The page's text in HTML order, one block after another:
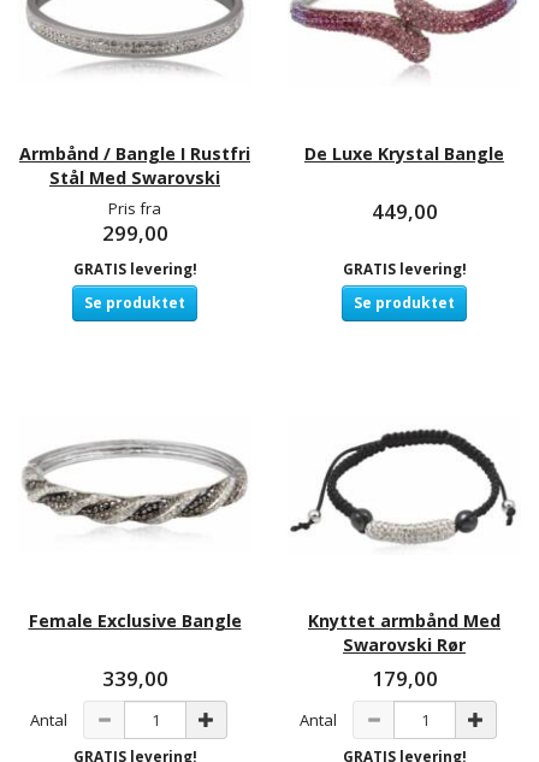
Armbånd / Bangle I Rustfri
Stål Med Swarovski
Pris fra
299,00
GRATIS levering!
Se produktet
De Luxe Krystal Bangle
449,00
GRATIS levering!
Se produktet
Female Exclusive Bangle
339,00
Antal
GRATIS levering!
Knyttet armbånd Med
Swarovski Rør
179,00
Antal
GRATIS levering!